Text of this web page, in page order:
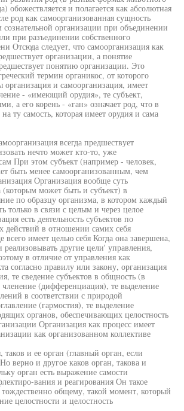
обожествляется и полагается как абсолютная
род как самоорганизованная сущность
сознательной организации при объединении
при разъединении собственного
Отсюда следует, что самоорганизация как
организации, а понятие
понятию организации. Это
термин органикос, от которого
организация и самоорганизация, имеет
- «имеющий орудия», те субъект,
а его корень - «ган» означает род, что в
на ту самость, которая имеет орудия и сама
всегда предшествует
нечто может кто-то, уже
При этом субъект (например - человек,
быть менее самоорганизованным, чем
Организация вообще суть
(которым может быть и субъект) в
по образцу организма, в котором каждый
только в связи с целым и через целое
есть деятельность субъектов по
действий в отношении самих себя
всего имеет целью себя Когда она завершена,
реализовывать другие цели' управления,
в отличие от управления как
согласно правилу или закону, организация
те сведение субъектов в общность (в
(дифференциация), те выделение
в соответствии с природой
(гармостия), те выделение
органов, обеспечивающих целостность
Организация как процесс имеет
как организованном коллективе
таков и ее орган (главный орган, если
верно и другое каков орган, такова и
орган есть выражение самости
вания и реагирования Он такое
общему, такой момент, который
целостности и целостность